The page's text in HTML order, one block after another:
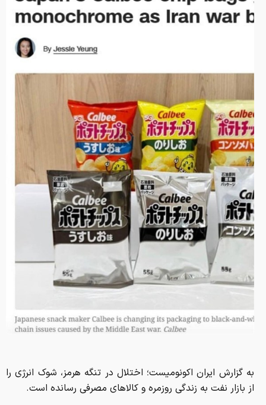
به گزارش ایران اکونومیست؛ اختلال در تنگه هرمز، شوک انرژی را
از بازار نفت به زندگی روزمره و کالاهای مصرفی رسانده است.